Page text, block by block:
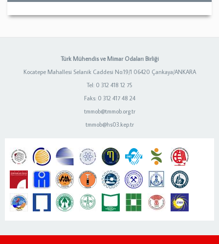
Türk Mühendis ve Mimar Odaları Birliği
Kocatepe Mahallesi Selanik Caddesi No:19/1 06420 Çankaya/ANKARA
Tel: 0 312 418 12 75
Faks: 0 312 417 48 24
tmmob@tmmob.org.tr
tmmob@hs03.kep.tr